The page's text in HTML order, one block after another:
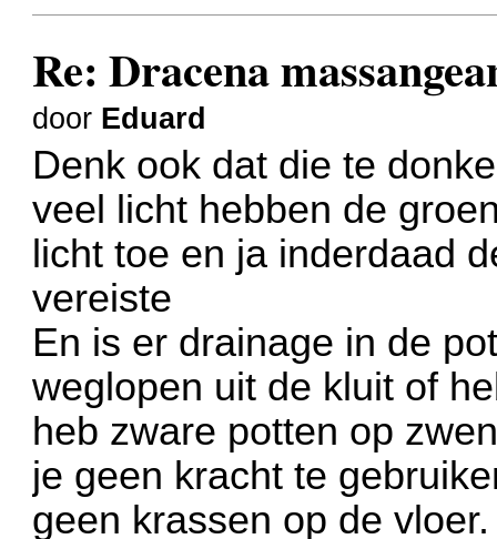
Re: Dracena
door Eduard
Denk ook dat die te
veel licht hebben de
licht toe en ja inderdaad
vereiste
En is er drainage in de
weglopen uit de kluit of
heb zware potten op
je geen kracht te
geen krassen op de vloer.